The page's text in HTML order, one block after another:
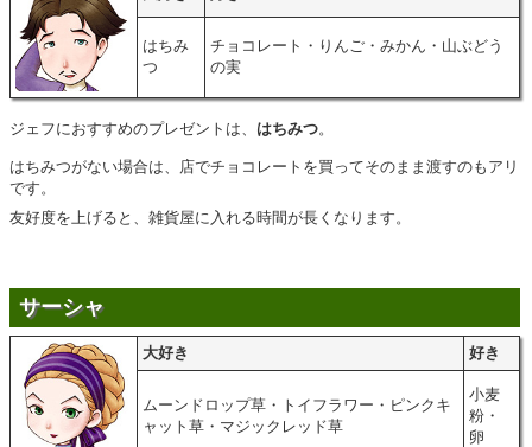
はちみ
つ
チョコレート・りんご・みかん・山ぶどう
の実
ジェフにおすすめのプレゼントは、 はちみつ。
はちみつがない場合は、店でチョコレートを買ってそのまま渡すのもアリ
です。
友好度を上げると、雑貨屋に入れる時間が長くなります。
サーシャ
大好き 好き
ムーンドロップ草・トイフラワー・ピンクキ
ャット草・マジックレッド草
小麦
粉・
卵